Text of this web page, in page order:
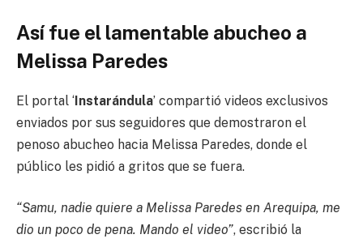
Así fue el lamentable abucheo a
Melissa Paredes
El portal ‘Instarándula’ compartió videos exclusivos
enviados por sus seguidores que demostraron el
penoso abucheo hacia Melissa Paredes, donde el
público les pidió a gritos que se fuera.
“Samu, nadie quiere a Melissa Paredes en Arequipa, me
dio un poco de pena. Mando el video”, escribió la